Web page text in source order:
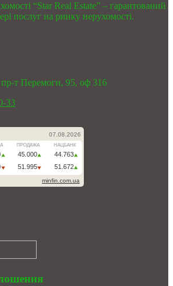
“Star Real Estate” – гарантований
послуг на ринку нерухомості.
пр-т Перемоги, 95, оф 316
33